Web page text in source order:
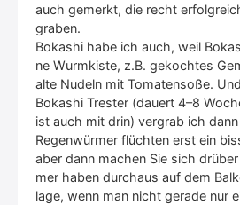
auch gemerkt, die recht
gra­ben.
Boka­s­hi habe ich auch, weil
ne Wurm­kis­te, z.B. gekoch­tes
alte Nudeln mit Toma­ten­so­ße.
Boka­s­hi Tres­ter (dau­ert 4–8
ist auch mit drin) ver­grab ich
Regen­wür­mer flüch­ten erst ein
aber dann machen Sie sich
mer haben durch­aus auf dem
la­ge, wenn man nicht gera­de nur